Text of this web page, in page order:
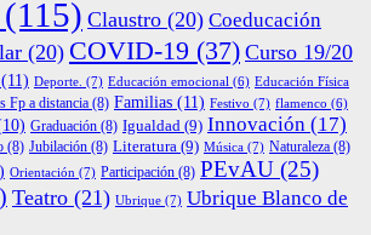
(115) Claustro (20) Coeducación
(20) COVID-19 (37) Curso 19/20
(11) Deporte. (7) Educación emocional (6) Educación Física
Fp a distancia (8) Familias (11) Festivo (7) flamenco (6)
Graduación (8) Igualdad (9) Innovación (17)
(8) Jubilación (8) Literatura (9) Música (7) Naturaleza (8)
Orientación (7) Participación (8) PEvAU (25)
Teatro (21) Ubrique (7) Ubrique Blanco de